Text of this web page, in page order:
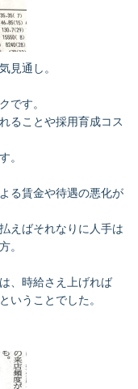
見通し。
です。
ることや採用育成コス
。
る賃金や待遇の悪化が
えばそれなりに人手は
。
、時給さえ上げれば
いうことでした。